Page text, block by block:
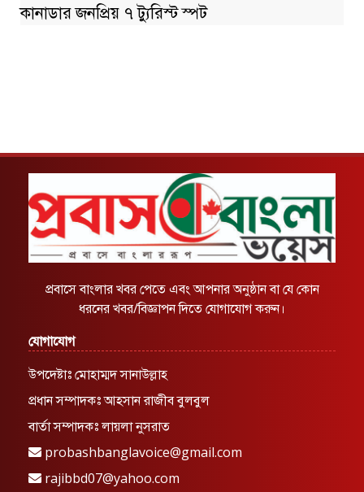
কানাডার জনপ্রিয় ৭ ট্যুরিস্ট স্পট
প্রবাসে বাংলার খবর পেতে এবং আপনার অনুষ্ঠান বা যে কোন
ধরনের খবর/বিজ্ঞাপন দিতে যোগাযোগ করুন।
যোগাযোগ
উপদেষ্টাঃ মোহাম্মদ সানাউল্লাহ
প্রধান সম্পাদকঃ আহসান রাজীব বুলবুল
বার্তা সম্পাদকঃ লায়লা নুসরাত
probashbanglavoice@gmail.com
rajibbd07@yahoo.com